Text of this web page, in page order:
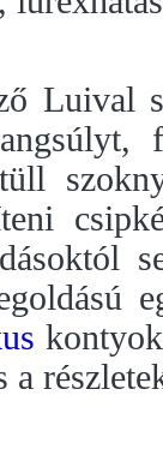
Luival
a